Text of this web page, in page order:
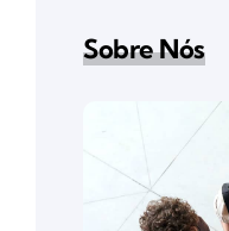
Sobre Nós